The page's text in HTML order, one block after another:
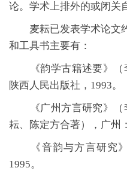
论。学术上排外的或闭关
麦耘已发表学术论文
和工具书主要有：
《韵学古籍述要》（
陕西人民出版社，1993。
《广州方言研究》（
耘、陈定方合著），广州
《音韵与方言研究》
1995。